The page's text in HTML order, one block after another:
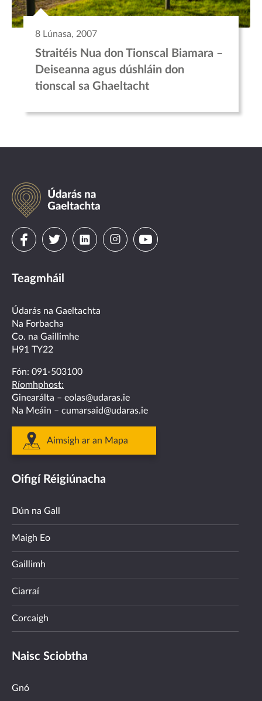
8 Lúnasa, 2007
Straitéis Nua don Tionscal Biamara –
Deiseanna agus dúshláin don
tionscal sa Ghaeltacht
Údarás
na
Gaeltachta
Visit
on
facebook
Visit
on
twitter
Visit
linkedin
VisitVisit
Teagmháil
Údarás na Gaeltachta
Na Forbacha
Co. na Gaillimhe
H91 TY22
Fón: 091-503100
Ríomhphost:
Ginearálta – eolas@udaras.ie
Na Meáin – cumarsaid@udaras.ie
Aimsigh ar an Mapa
Oifigí Réigiúnacha
Dún na Gall
Maigh Eo
Gaillimh
Ciarraí
Corcaigh
Naisc Sciobtha
Gnó